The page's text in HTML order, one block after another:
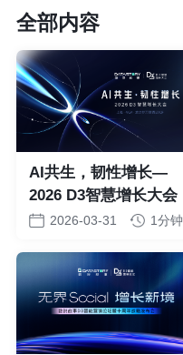
全部内容
AI共生，韧性增长—
2026 D3智慧增长大会
2026-03-31 1分钟